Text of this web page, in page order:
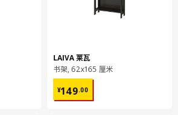
LAIVA 莱瓦
书架, 62x165 厘米
¥149.00
¥ 149.00